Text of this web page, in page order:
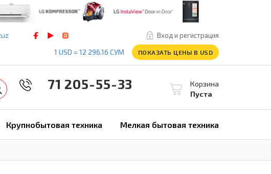
Вход и регистрация
1 USD = 12 296.16 СУМ
ПОКАЗАТЬ ЦЕНЫ В USD
Корзина
Пуста
71 205-55-33
Крупнобытовая техника Мелкая бытовая техника